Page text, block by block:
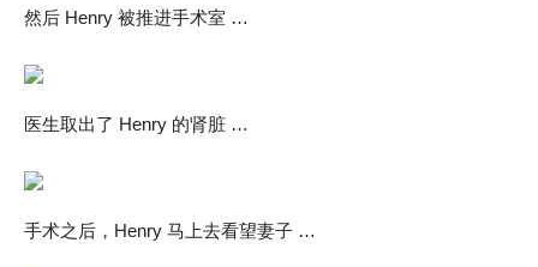
然后 Henry 被推进手术室 …
医生取出了 Henry 的肾脏 …
手术之后，Henry 马上去看望妻子 …